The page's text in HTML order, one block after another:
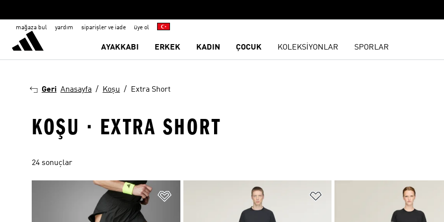
mağaza bul yardım siparişler ve iade üye ol
AYAKKABI ERKEK KADIN ÇOCUK KOLEKSİYONLAR SPORLAR
Geri Anasayfa Koşu Extra Short
KOŞU · EXTRA SHORT
24 sonuçlar